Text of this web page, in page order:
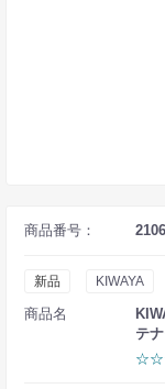
商品番号：
新品 KIWAYA
商品名
テ